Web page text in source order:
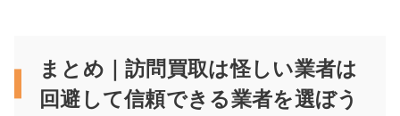
まとめ｜訪問買取は怪しい業者は
回避して信頼できる業者を選ぼう